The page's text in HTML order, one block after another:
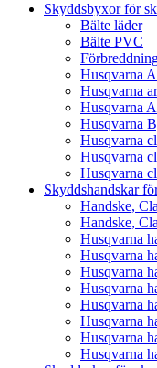
Skyddsbyxor för
Bälte läder
Bälte PVC
Husqvarna
Husqvarna
Husqvarna
Husqvarna
Husqvarna
Husqvarna
Husqvarna
Skyddshandskar
Handske,
Handske,
Husqvarna
Husqvarna
Husqvarna
Husqvarna
Husqvarna
Husqvarna
Husqvarna
Husqvarna